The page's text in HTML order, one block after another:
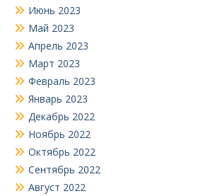
Июнь 2023
Май 2023
Апрель 2023
Март 2023
Февраль 2023
Январь 2023
Декабрь 2022
Ноябрь 2022
Октябрь 2022
Сентябрь 2022
Август 2022